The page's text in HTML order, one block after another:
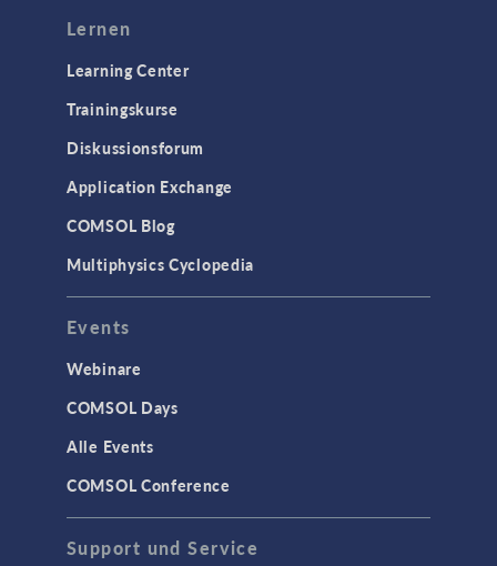
STRÖMUNG & WÄRME
(CFD)
Mikrofluidik
Particle Tracing in Strömungen
Strömung in porösen Medien
Wärmetransport
STRUKTURMECHANIK &
AKUSTIK
Akustik & Schwingungen
Materialmodelle
MEMS & Piezoelektrische Elemente
WISSENSCHAFT AKTUELL
Lernen
Learning Center
Trainingskurse
Diskussionsforum
Application Exchange
COMSOL Blog
Multiphysics Cyclopedia
Events
Webinare
COMSOL Days
Alle Events
COMSOL Conference
Support und Service